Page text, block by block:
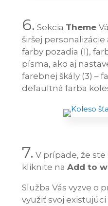
6. Sekcia Theme
širšej
farby pozadia (1),
písma, ako aj
farebnej škály (3) –
defaultná farba
7. V prípade, že
kliknite na Add to
Služba Vás vyzve o
využiť svoj